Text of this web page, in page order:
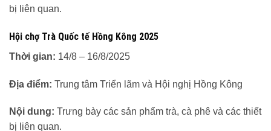
bị liên quan.
Hội chợ Trà Quốc tế Hồng Kông 2025
Thời gian: 14/8 – 16/8/2025
Địa điểm: Trung tâm Triển lãm và Hội nghị Hồng Kông
Nội dung: Trưng bày các sản phẩm trà, cà phê và các thiết
bị liên quan.